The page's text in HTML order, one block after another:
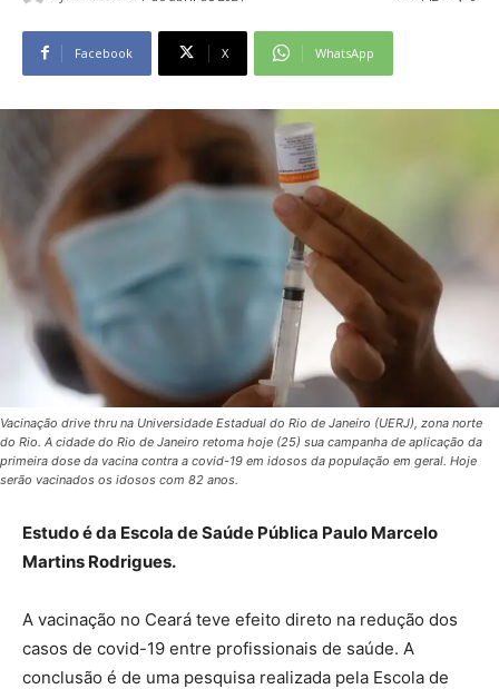
Facebook X WhatsApp
Vacinação drive thru na Universidade Estadual do Rio de Janeiro (UERJ), zona norte
do Rio. A cidade do Rio de Janeiro retoma hoje (25) sua campanha de aplicação da
primeira dose da vacina contra a covid-19 em idosos da população em geral. Hoje
serão vacinados os idosos com 82 anos.
Estudo é da Escola de Saúde Pública Paulo Marcelo
Martins Rodrigues.
A vacinação no Ceará teve efeito direto na redução dos
casos de covid-19 entre profissionais de saúde. A
conclusão é de uma pesquisa realizada pela Escola de